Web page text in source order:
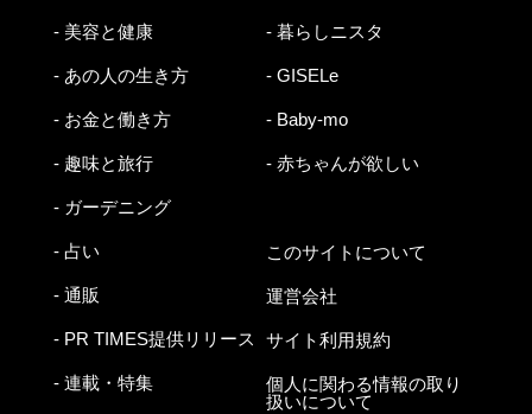
- 美容と健康
- あの人の生き方
- お金と働き方
- 趣味と旅行
- ガーデニング
- 占い
- 通販
- PR TIMES提供リリース
- 連載・特集
- 暮らしニスタ
- GISELe
- Baby-mo
- 赤ちゃんが欲しい
このサイトについて
運営会社
サイト利用規約
個人に関わる情報の取り
扱いについて